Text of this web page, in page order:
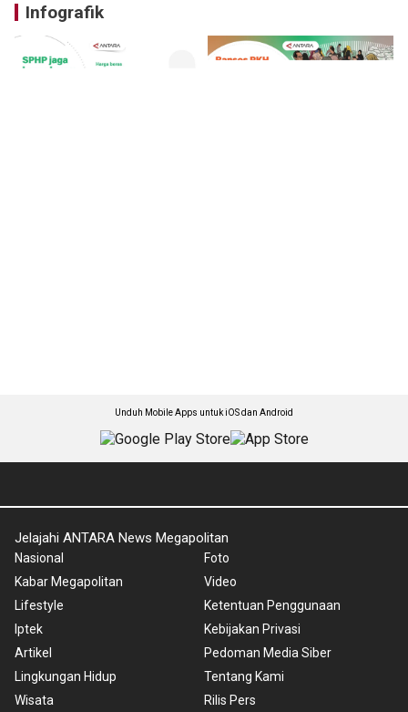
Infografik
Unduh Mobile Apps untuk iOS dan Android
Jelajahi ANTARA News Megapolitan
Nasional
Kabar Megapolitan
Lifestyle
Iptek
Artikel
Lingkungan Hidup
Wisata
Foto
Video
Ketentuan Penggunaan
Kebijakan Privasi
Pedoman Media Siber
Tentang Kami
Rilis Pers